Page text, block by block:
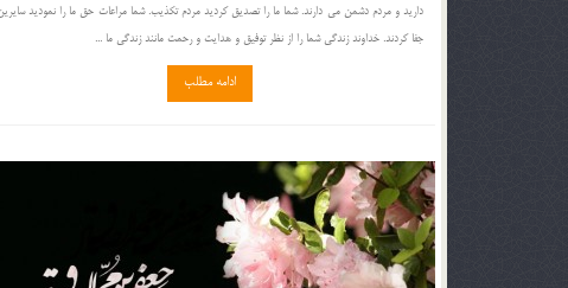
داريد و مردم دشمن مى دارند. شما ما را تصديق كرديد مردم تكذيب. شما مراعات حق ما را نموديد
جفا كردند. خداوند زندگى شما را از نظر توفيق و هدايت و رحمت مانند زندگى ما ...
ادامه مطلب